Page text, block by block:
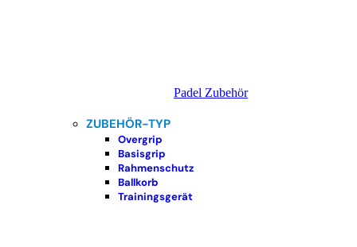
Padel Zubehör
ZUBEHÖR-TYP
Overgrip
Basisgrip
Rahmenschutz
Ballkorb
Trainingsgerät